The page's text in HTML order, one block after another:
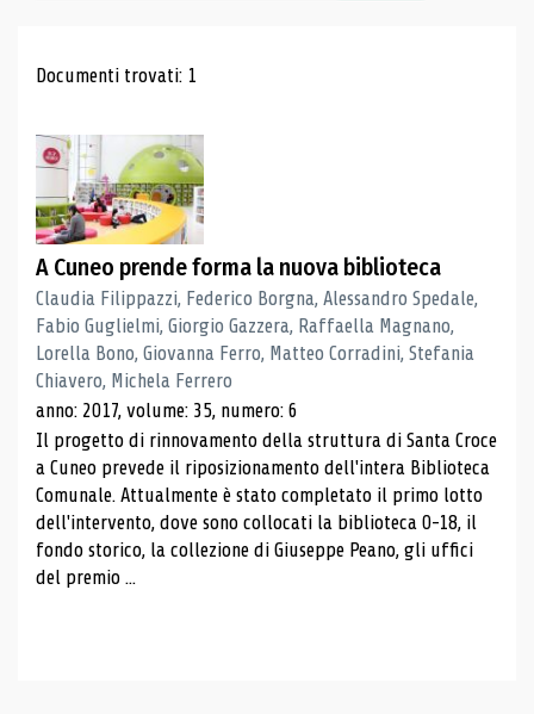
Risultati di ricerca
Documenti trovati: 1
A Cuneo prende forma la nuova biblioteca
Claudia Filippazzi, Federico Borgna, Alessandro Spedale,
Fabio Guglielmi, Giorgio Gazzera, Raffaella Magnano,
Lorella Bono, Giovanna Ferro, Matteo Corradini, Stefania
Chiavero, Michela Ferrero
anno: 2017, volume: 35, numero: 6
Il progetto di rinnovamento della struttura di Santa Croce
a Cuneo prevede il riposizionamento dell'intera Biblioteca
Comunale. Attualmente è stato completato il primo lotto
dell'intervento, dove sono collocati la biblioteca 0-18, il
fondo storico, la collezione di Giuseppe Peano, gli uffici
del premio ...